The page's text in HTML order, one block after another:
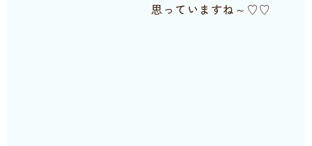
思っていますね～♡♡